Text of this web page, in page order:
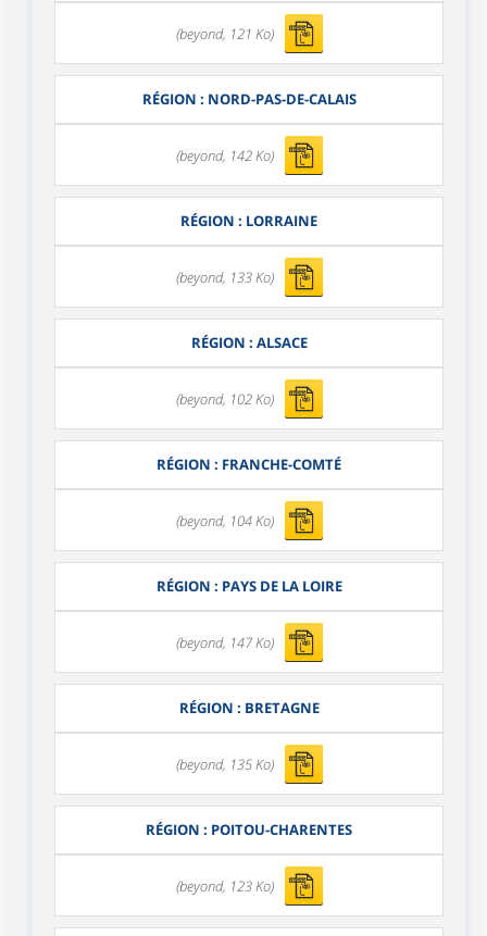
(beyond, 121 Ko)
RÉGION : NORD-PAS-DE-CALAIS
(beyond, 142 Ko)
RÉGION : LORRAINE
(beyond, 133 Ko)
RÉGION : ALSACE
(beyond, 102 Ko)
RÉGION : FRANCHE-COMTÉ
(beyond, 104 Ko)
RÉGION : PAYS DE LA LOIRE
(beyond, 147 Ko)
RÉGION : BRETAGNE
(beyond, 135 Ko)
RÉGION : POITOU-CHARENTES
(beyond, 123 Ko)